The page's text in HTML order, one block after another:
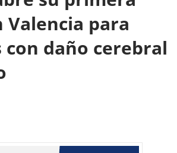
Valencia para
con daño cerebral